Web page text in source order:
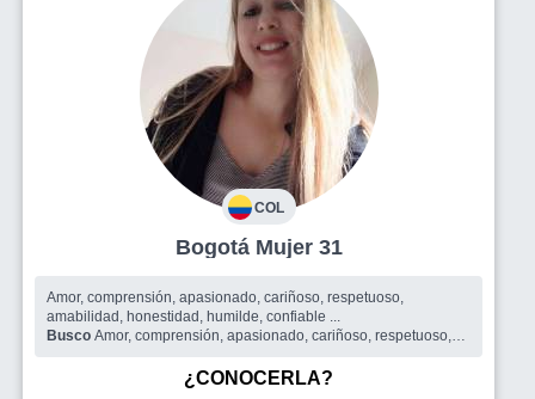
COL
Bogotá Mujer 31
Amor, comprensión, apasionado, cariñoso, respetuoso,
amabilidad, honestidad, humilde, confiable ...
Busco Amor, comprensión, apasionado, cariñoso, respetuoso,
¿CONOCERLA?